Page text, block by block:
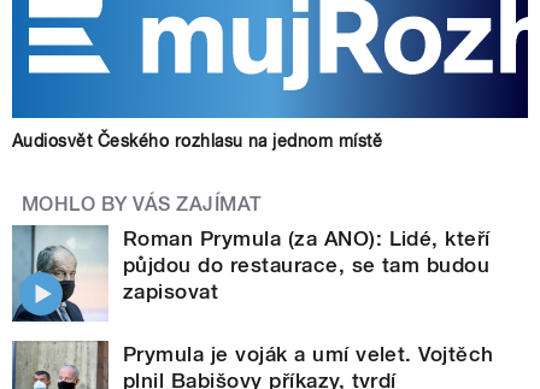
Audiosvět Českého rozhlasu na jednom místě
MOHLO BY VÁS ZAJÍMAT
Roman Prymula (za ANO): Lidé, kteří
půjdou do restaurace, se tam budou
zapisovat
Prymula je voják a umí velet. Vojtěch
plnil Babišovy příkazy, tvrdí